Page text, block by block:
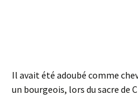
Il avait été adoubé comme
un bourgeois, lors du sacre de